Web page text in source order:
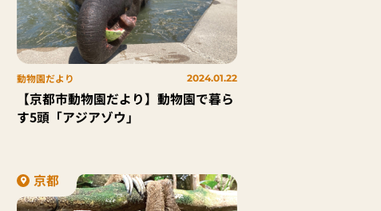
動物園だより 2024.01.22
【京都市動物園だより】動物園で暮ら
す5頭「アジアゾウ」
京都